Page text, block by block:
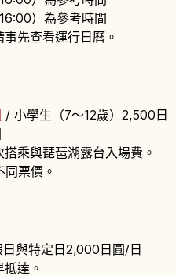
）為參考時間
先查看運行日曆。
/ 小學生（7～12歲）2,500日
乘與琵琶湖露台入場費。
票價。
與特定日2,000日圓/日
達。